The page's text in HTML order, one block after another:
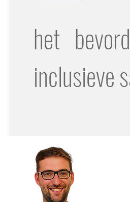
het
inclusieve